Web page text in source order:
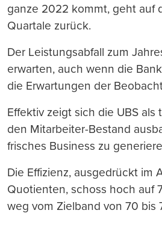
ganze 2022 kommt, geht auf
Quartale zurück.
Der Leistungsabfall zum
erwarten, auch wenn die
die Erwartungen der
Effektiv zeigt sich die UBS als
den Mitarbeiter-Bestand
frisches Business zu
Die Effizienz, ausgedrückt im
Quotienten, schoss hoch auf
weg vom Zielband von 70 bis